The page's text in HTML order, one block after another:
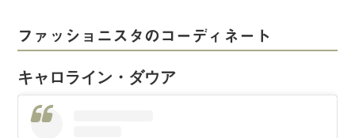
ファッショニスタのコーディネート
キャロライン・ダウア